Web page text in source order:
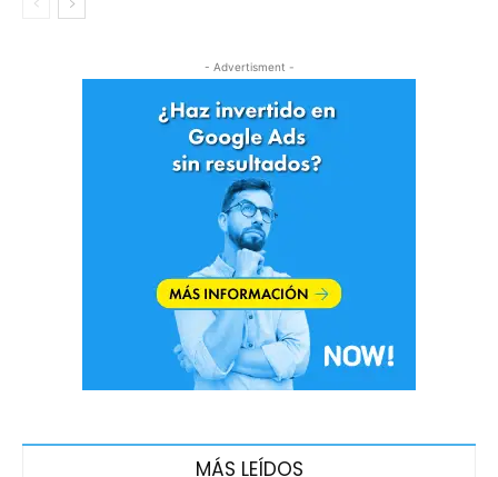
- Advertisment -
MÁS LEÍDOS